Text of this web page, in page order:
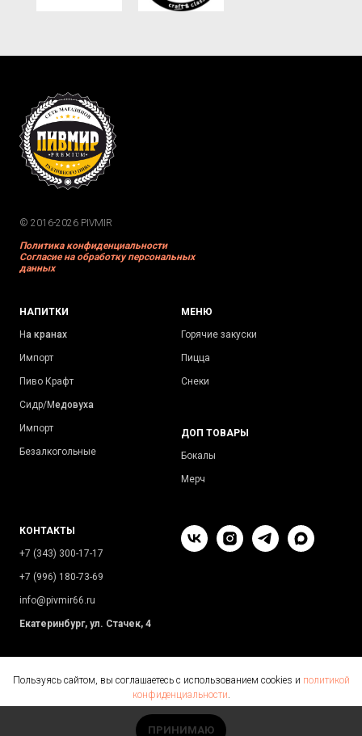
© 2016-2026 PIVMIR
Политика конфиденциальности
Согласие на обработку персональных
данных
НАПИТКИ
На кранах
Импорт
Пиво Крафт
Сидр/Медовуха
Импорт
Безалкогольные
МЕНЮ
Горячие закуски
Пицца
Снеки
ДОП ТОВАРЫ
Бокалы
Мерч
КОНТАКТЫ
+7 (343) 300-17-17
+7 (996) 180-73-69
info@pivmir66.ru
Екатеринбург, ул. Стачек, 4
Пользуясь сайтом, вы соглашаетесь с использованием cookies и политикой
конфиденциальности.
ПРИНИМАЮ